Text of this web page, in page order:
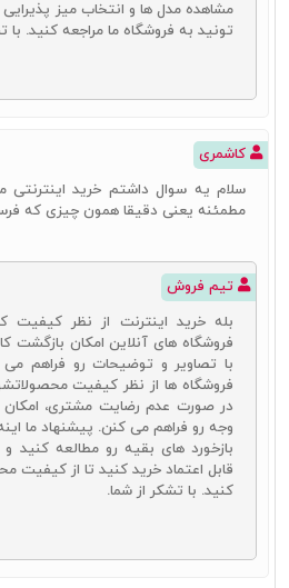
مشاهده مدل‌ ها و انتخاب میز
تونید به فروشگاه ما مراجعه کنید. با
کاشمری
سلام یه سوال داشتم خرید اینترنتی
مطمئنه یعنی دقیقا همون چیزی که
تیم فروش
بله خرید اینترنت از نظر کیفیت
فروشگاه‌ های آنلاین امکان بازگشت
با تصاویر و توضیحات رو فراهم
فروشگاه‌ ها از نظر کیفیت
در صورت عدم رضایت مشتری، امکان
وجه رو فراهم می‌ کنن. پیشنهاد ما
بازخورد های بقیه رو مطالعه کنید
قابل اعتماد خرید کنید تا از کیفیت
کنید. با تشکر از شما.